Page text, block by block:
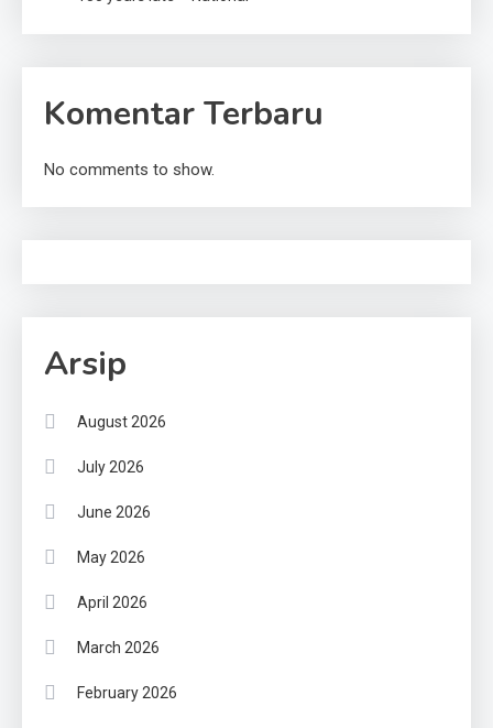
Komentar Terbaru
No comments to show.
Arsip
August 2026
July 2026
June 2026
May 2026
April 2026
March 2026
February 2026